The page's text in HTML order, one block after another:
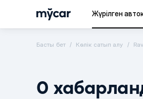
Жүрілген
Басты бет Көлік сатып алу
0